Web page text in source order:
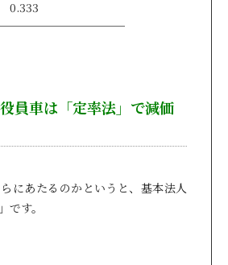
0.333
員車は「定率法」で減価
にあたるのかというと、基本法人
」です。